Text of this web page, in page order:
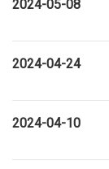
2024-05-08
2024-04-24
2024-04-10